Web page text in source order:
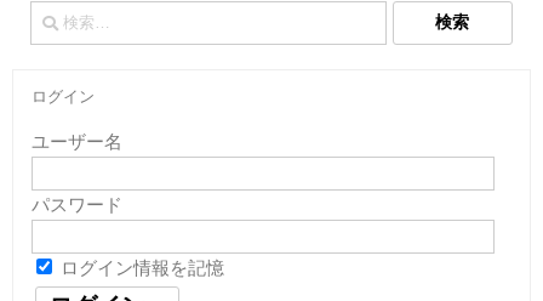
検
索:
ログイン
ユーザー名
パスワード
ログイン情報を記憶